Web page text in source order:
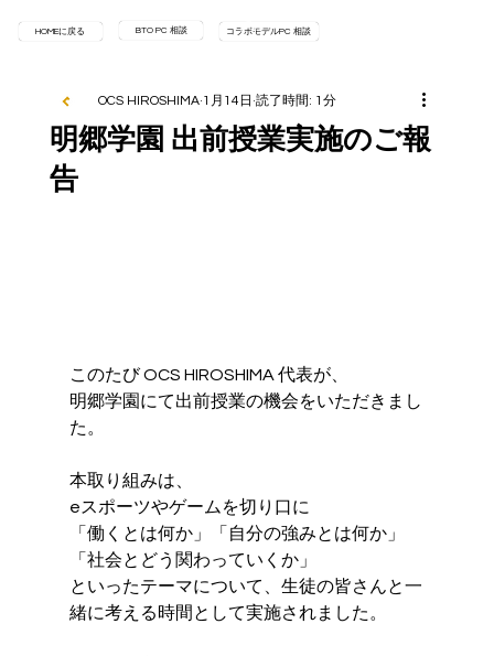
HOMEに戻る BTO PC 相談 コラボモデルPC 相談
明郷学園 出前授業実施のご報
告
OCS HIROSHIMA 1月14日 読了時間: 1分
このたび OCS HIROSHIMA 代表が、
明郷学園にて出前授業の機会をいただきまし
た。
本取り組みは、
eスポーツやゲームを切り口に
「働くとは何か」「自分の強みとは何か」
「社会とどう関わっていくか」
といったテーマについて、生徒の皆さんと一
緒に考える時間として実施されました。